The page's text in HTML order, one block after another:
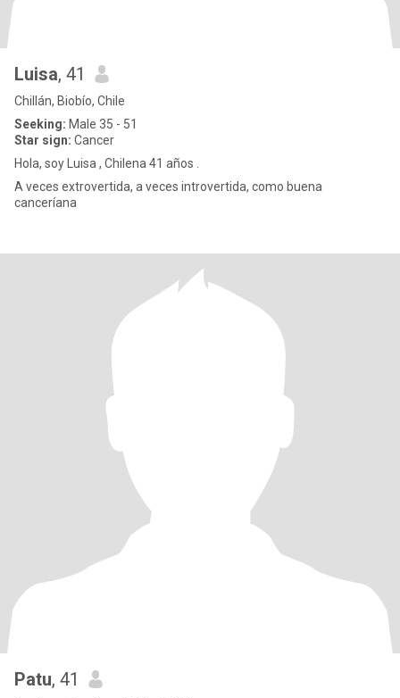
Luisa, 41
Chillán, Biobío, Chile
Seeking: Male 35 - 51
Star sign: Cancer
Hola, soy Luisa , Chilena 41 años .
A veces extrovertida, a veces introvertida, como buena
canceríana
Patu, 41